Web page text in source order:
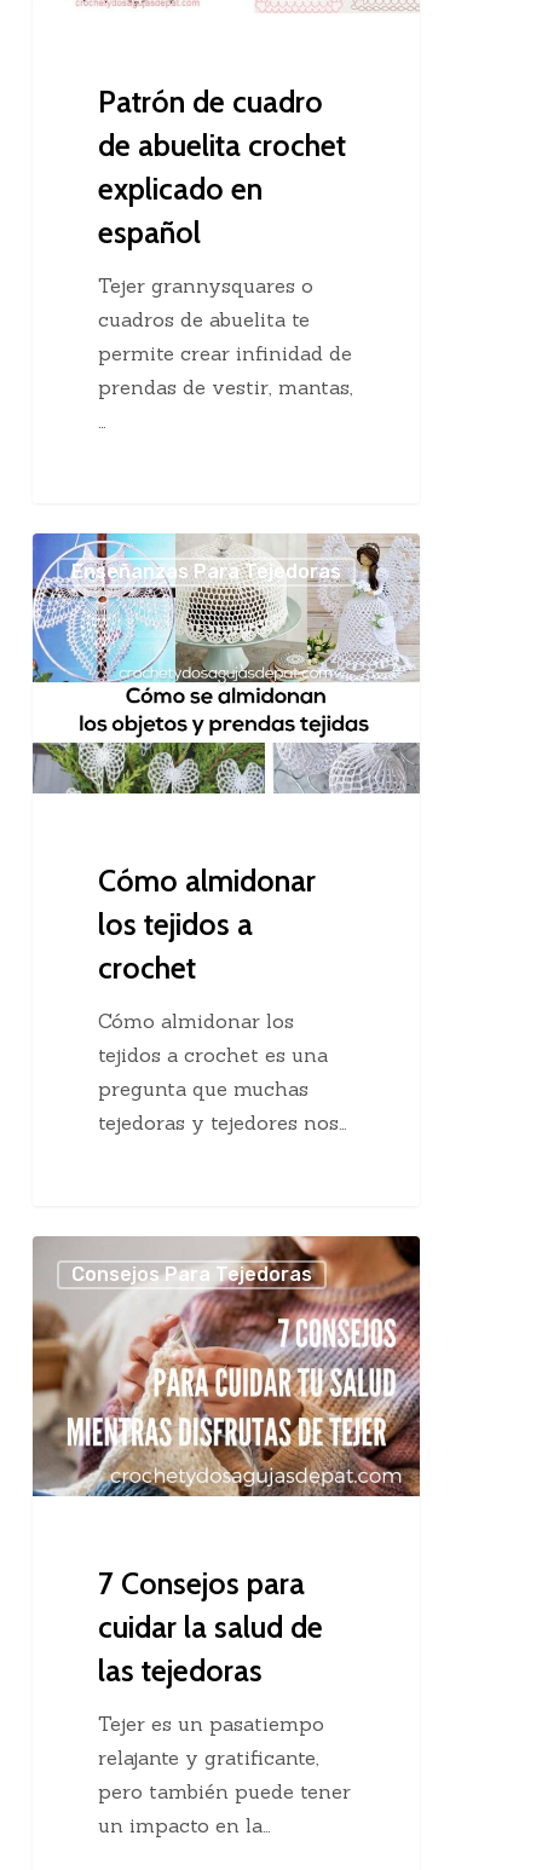
Patrón de cuadro
de abuelita crochet
explicado en
español
Tejer grannysquares o
cuadros de abuelita te
permite crear infinidad de
prendas de vestir, mantas,
Cómo
almidonar
los
tejidos
a
crochet
Enseñanzas Para Tejedoras
Cómo almidonar
los tejidos a
crochet
Cómo almidonar los
tejidos a crochet es una
pregunta que muchas
tejedoras y tejedores nos…
Consejos
para
cuidar
la
salud
las
Consejos Para Tejedoras
7 Consejos para
cuidar la salud de
las tejedoras
Tejer es un pasatiempo
relajante y gratificante,
pero también puede tener
un impacto en la…